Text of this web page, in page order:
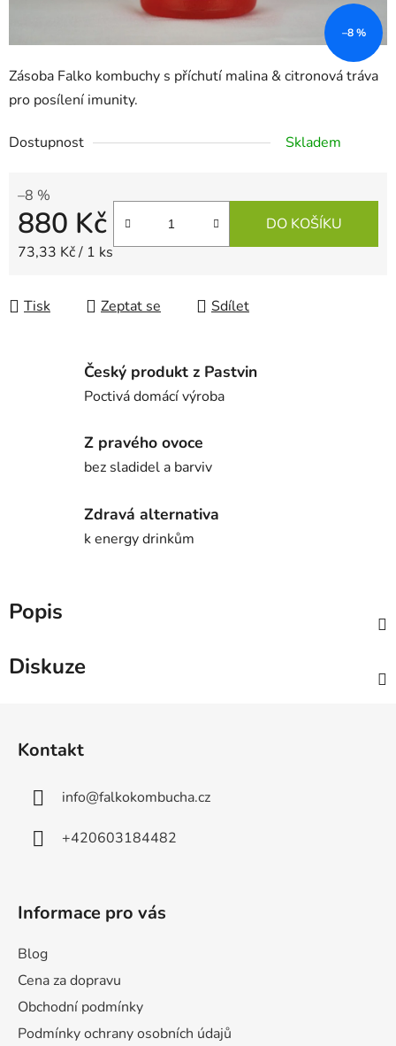
Zásoba Falko kombuchy s příchutí malina & citronová tráva
pro posílení imunity.
Dostupnost Skladem
–8 %
880 Kč
Měrná cena:
73,33 Kč / 1 ks
DO KOŠÍKU
Tisk Zeptat se Sdílet
–8 %
Český produkt z Pastvin
Poctivá domácí výroba
Z pravého ovoce
bez sladidel a barviv
Zdravá alternativa
k energy drinkům
Popis
Diskuze
Kontakt
info@falkokombucha.cz
+420603184482
Informace pro vás
Blog
Cena za dopravu
Obchodní podmínky
Podmínky ochrany osobních údajů